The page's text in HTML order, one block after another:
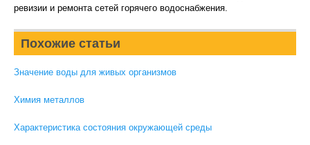
ревизии и ремонта сетей горячего водоснабжения.
Похожие статьи
Значение воды для живых организмов
Химия металлов
Характеристика состояния окружающей среды